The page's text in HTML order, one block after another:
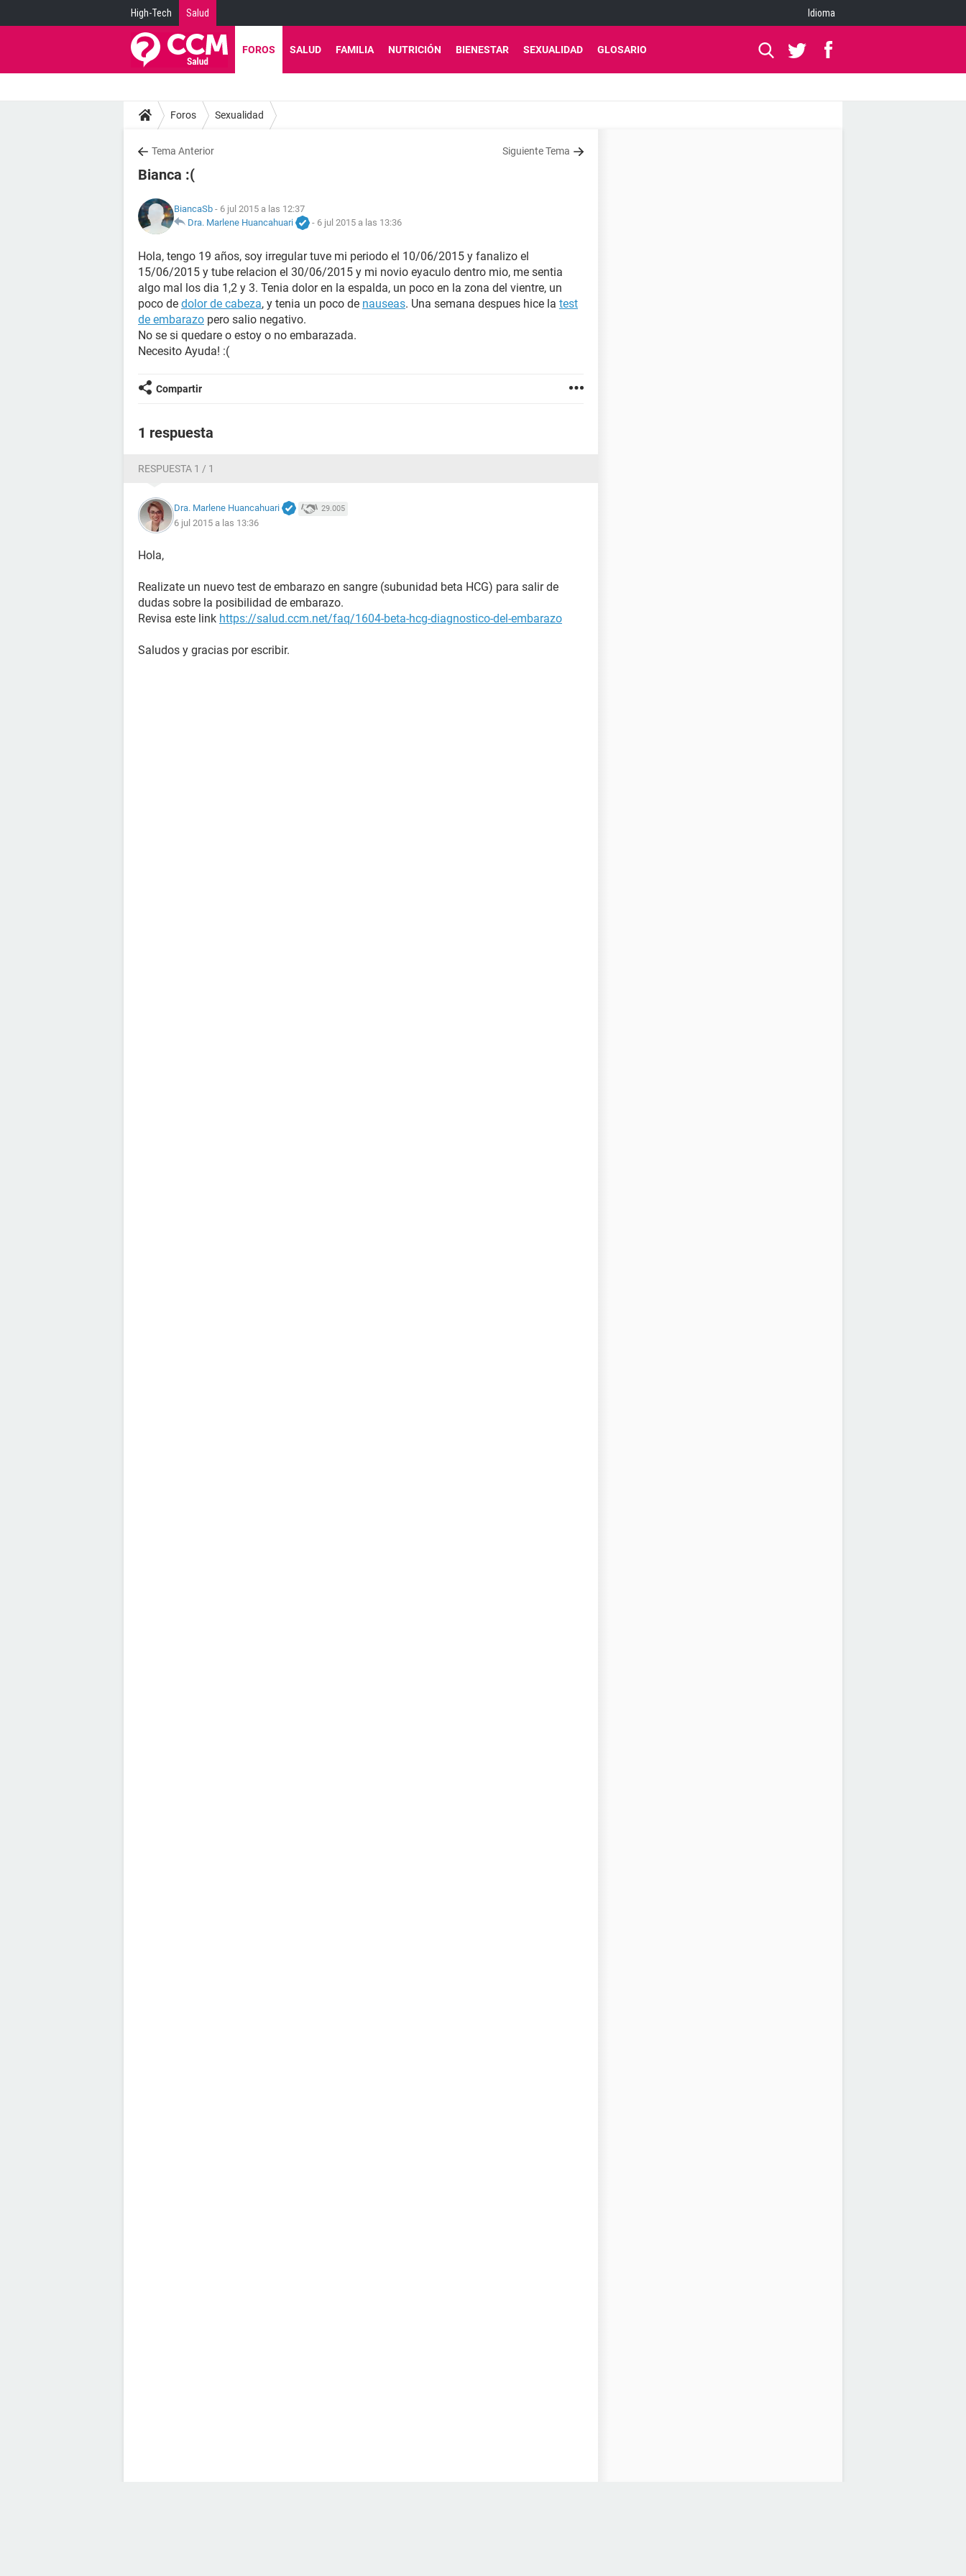
High-Tech Salud Idioma
FOROS SALUD FAMILIA NUTRICIÓN BIENESTAR SEXUALIDAD GLOSARIO
Foros Sexualidad
Tema Anterior Siguiente Tema
Bianca :(
BiancaSb - 6 jul 2015 a las 12:37
Dra. Marlene Huancahuari
- 6 jul 2015 a las 13:36
Hola, tengo 19 años, soy irregular tuve mi periodo el 10/06/2015 y fanalizo el
15/06/2015 y tube relacion el 30/06/2015 y mi novio eyaculo dentro mio, me sentia
algo mal los dia 1,2 y 3. Tenia dolor en la espalda, un poco en la zona del vientre, un
poco de dolor de cabeza, y tenia un poco de nauseas. Una semana despues hice la test
de embarazo pero salio negativo.
No se si quedare o estoy o no embarazada.
Necesito Ayuda! :(
Compartir
1 respuesta
RESPUESTA 1 / 1
Dra. Marlene Huancahuari 29.005
6 jul 2015 a las 13:36
Hola,
Realizate un nuevo test de embarazo en sangre (subunidad beta HCG) para salir de
dudas sobre la posibilidad de embarazo.
Revisa este link https://salud.ccm.net/faq/1604-beta-hcg-diagnostico-del-embarazo
Saludos y gracias por escribir.